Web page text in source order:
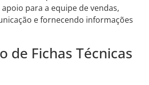
para a equipe de vendas,
e fornecendo informações
de Fichas Técnicas